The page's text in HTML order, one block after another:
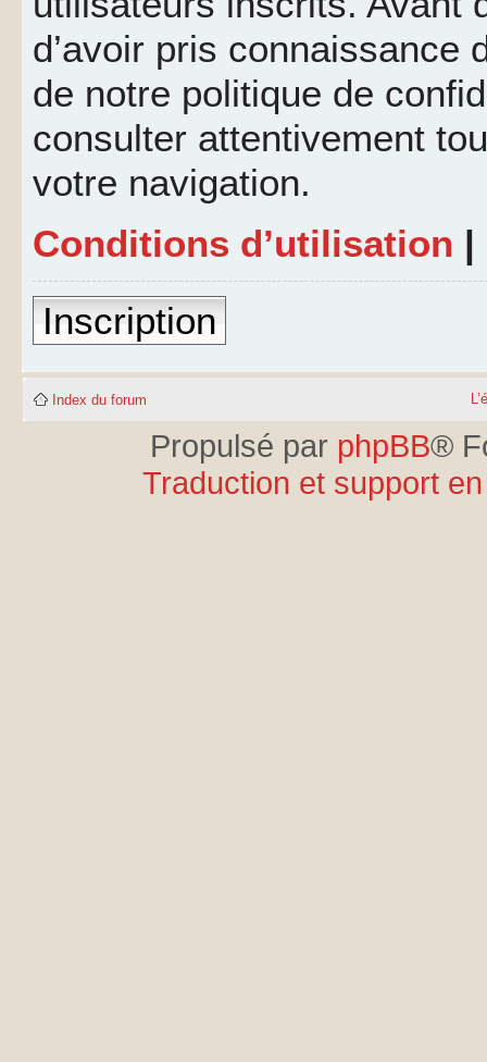
d’avoir pris connaissance
de notre politique de
consulter attentivement
votre navigation.
Conditions d’utilisation |
Inscription
Index du forum
Propulsé par phpBB®
Traduction et support